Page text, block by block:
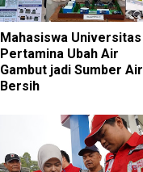
Mahasiswa Universitas
Pertamina Ubah Air
Gambut jadi Sumber Air
Bersih